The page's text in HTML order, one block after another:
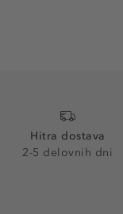
Hitra dostava
2-5 delovnih dni